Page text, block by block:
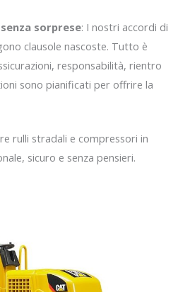
sorprese: I nostri accordi di
clausole nascoste. Tutto è
responsabilità, rientro
sono pianificati per offrire la
rulli stradali e compressori in
sicuro e senza pensieri.